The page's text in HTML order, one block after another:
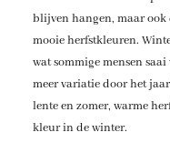
blijven hangen, maar
mooie herfstkleuren.
wat sommige mensen
meer variatie door het
lente en zomer, warme
kleur in de winter.